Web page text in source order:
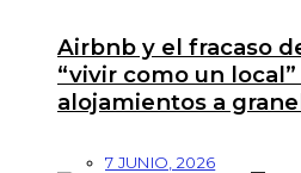
Airbnb y el fracaso
“vivir como un
alojamientos a
7 JUNIO, 2026